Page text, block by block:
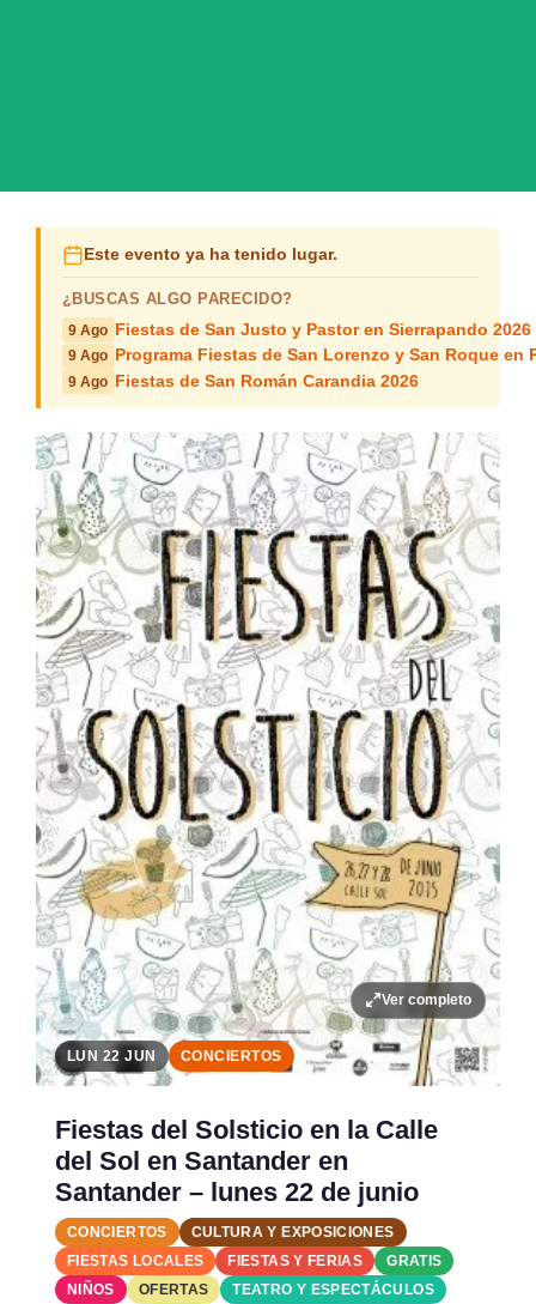
Este evento ya ha tenido lugar.
¿BUSCAS ALGO PARECIDO?
9 Ago Fiestas de San Justo y Pastor en Sierrapando 2026
9 Ago Programa Fiestas de San Lorenzo y San Roque en
9 Ago Fiestas de San Román Carandia 2026
Ver completo
LUN 22 JUN CONCIERTOS
Fiestas del Solsticio en la Calle
del Sol en Santander en
Santander – lunes 22 de junio
CONCIERTOS
CULTURA Y EXPOSICIONES
FIESTAS LOCALES
FIESTAS Y FERIAS
GRATIS
NIÑOS
OFERTAS TEATRO Y ESPECTÁCULOS